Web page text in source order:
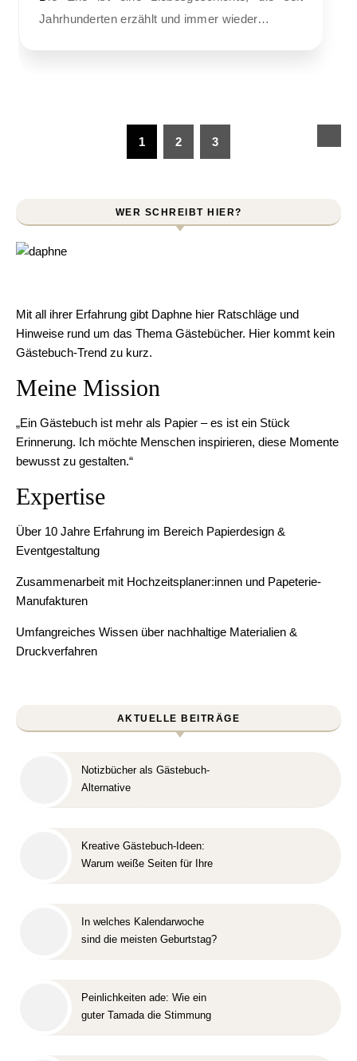
Jahrhunderten erzählt und immer wieder…
1 2 3
WER SCHREIBT HIER?
Mit all ihrer Erfahrung gibt Daphne hier Ratschläge und
Hinweise rund um das Thema Gästebücher. Hier kommt kein
Gästebuch-Trend zu kurz.
Meine Mission
„Ein Gästebuch ist mehr als Papier – es ist ein Stück
Erinnerung. Ich möchte Menschen inspirieren, diese Momente
bewusst zu gestalten.“
Expertise
Über 10 Jahre Erfahrung im Bereich Papierdesign &
Eventgestaltung
Zusammenarbeit mit Hochzeitsplaner:innen und Papeterie-
Manufakturen
Umfangreiches Wissen über nachhaltige Materialien &
Druckverfahren
AKTUELLE BEITRÄGE
Notizbücher als Gästebuch-
Alternative
Kreative Gästebuch-Ideen:
Warum weiße Seiten für Ihre
In welches Kalendarwoche
sind die meisten Geburtstag?
Peinlichkeiten ade: Wie ein
guter Tamada die Stimmung